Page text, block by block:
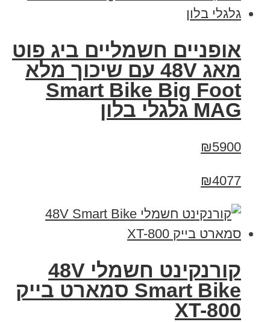
אופניים חשמליים ביג פוט
מאג 48V עם שיכוך מלא
Smart Bike Big Foot
MAG גלגלי בלון
₪5900
₪4077
קורנקינט חשמלי 48V
Smart Bike סמארט בייק
XT-800